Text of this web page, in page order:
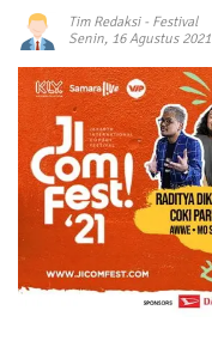
Tim Redaksi- Festival
Senin, 16 Agustus 2021